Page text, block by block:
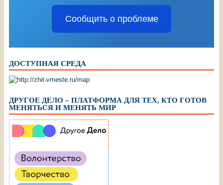
Сообщить о проблеме
ДОСТУПНАЯ СРЕДА
ДРУГОЕ ДЕЛО – ПЛАТФОРМА ДЛЯ ТЕХ, КТО ГОТОВ
МЕНЯТЬСЯ И МЕНЯТЬ МИР